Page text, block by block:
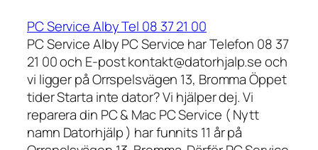
PC Service Alby Tel 08 37 21 00
PC Service Alby PC Service har Telefon 08 37
21 00 och E-post kontakt@datorhjalp.se och
vi ligger på Orrspelsvägen 13, Bromma Öppet
tider Starta inte dator? Vi hjälper dej. Vi
reparera din PC & Mac PC Service ( Nytt
namn Datorhjälp ) har funnits 11 år på